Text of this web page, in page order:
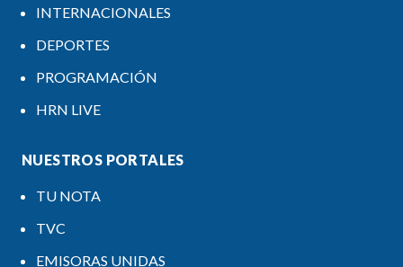
INTERNACIONALES
DEPORTES
PROGRAMACIÓN
HRN LIVE
NUESTROS PORTALES
TU NOTA
TVC
EMISORAS UNIDAS